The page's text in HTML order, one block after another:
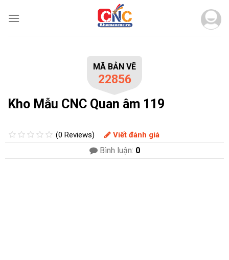
MÃ BẢN VẼ
22856
Kho Mẫu CNC Quan âm 119
(0 Reviews) Viết đánh giá
Bình luận: 0